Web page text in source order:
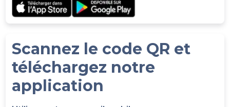
Scannez le code QR et
téléchargez notre
application